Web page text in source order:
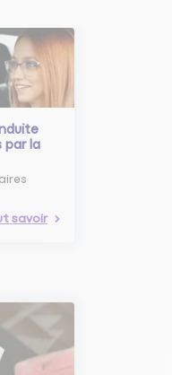
par la
savoir